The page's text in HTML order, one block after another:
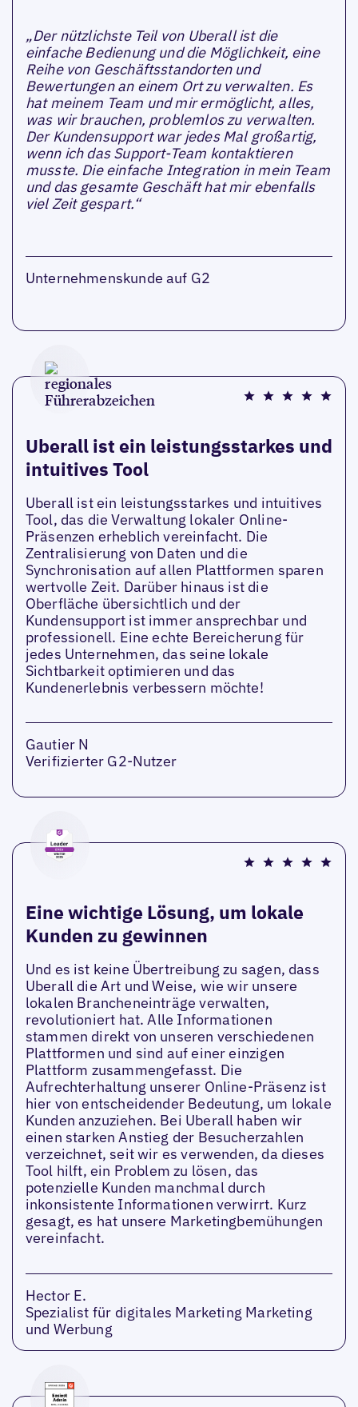
„Der nützlichste Teil von Uberall ist die
einfache Bedienung und die Möglichkeit, eine
Reihe von Geschäftsstandorten und
Bewertungen an einem Ort zu verwalten. Es
hat meinem Team und mir ermöglicht, alles,
was wir brauchen, problemlos zu verwalten.
Der Kundensupport war jedes Mal großartig,
wenn ich das Support-Team kontaktieren
musste. Die einfache Integration in mein Team
und das gesamte Geschäft hat mir ebenfalls
viel Zeit gespart.“
Unternehmenskunde auf G2
Uberall ist ein leistungsstarkes und
intuitives Tool
Uberall ist ein leistungsstarkes und intuitives
Tool, das die Verwaltung lokaler Online-
Präsenzen erheblich vereinfacht. Die
Zentralisierung von Daten und die
Synchronisation auf allen Plattformen sparen
wertvolle Zeit. Darüber hinaus ist die
Oberfläche übersichtlich und der
Kundensupport ist immer ansprechbar und
professionell. Eine echte Bereicherung für
jedes Unternehmen, das seine lokale
Sichtbarkeit optimieren und das
Kundenerlebnis verbessern möchte!
Gautier N
Verifizierter G2-Nutzer
Eine wichtige Lösung, um lokale
Kunden zu gewinnen
Und es ist keine Übertreibung zu sagen, dass
Uberall die Art und Weise, wie wir unsere
lokalen Brancheneinträge verwalten,
revolutioniert hat. Alle Informationen
stammen direkt von unseren verschiedenen
Plattformen und sind auf einer einzigen
Plattform zusammengefasst. Die
Aufrechterhaltung unserer Online-Präsenz ist
hier von entscheidender Bedeutung, um lokale
Kunden anzuziehen. Bei Uberall haben wir
einen starken Anstieg der Besucherzahlen
verzeichnet, seit wir es verwenden, da dieses
Tool hilft, ein Problem zu lösen, das
potenzielle Kunden manchmal durch
inkonsistente Informationen verwirrt. Kurz
gesagt, es hat unsere Marketingbemühungen
vereinfacht.
Hector E.
Spezialist für digitales Marketing Marketing
und Werbung